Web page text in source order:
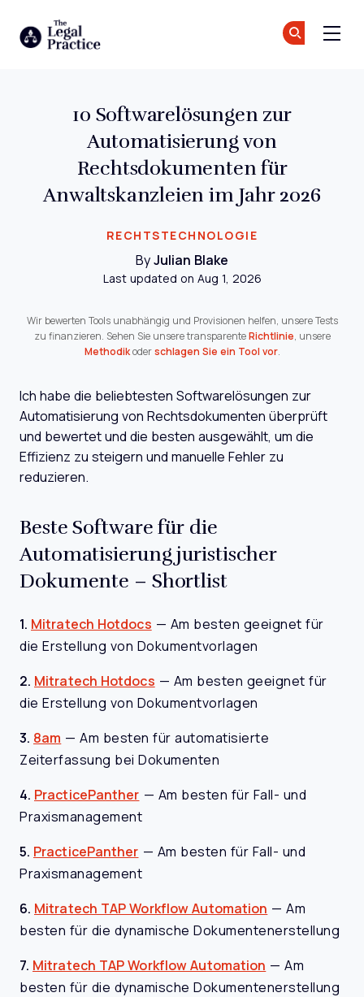
RECHTSTECHNOLOGIE
10 Softwarelösungen zur
Automatisierung von
Rechtsdokumenten für
Anwaltskanzleien im Jahr 2026
By Julian Blake
Last updated on Aug 1, 2026
Wir bewerten Tools unabhängig und Provisionen helfen, unsere Tests
zu finanzieren. Sehen Sie unsere transparente Richtlinie, unsere
Methodikoder schlagen Sie ein Tool vor.
Ich habe die beliebtesten Softwarelösungen zur
Automatisierung von Rechtsdokumenten überprüft
und bewertet und die besten ausgewählt, um die
Effizienz zu steigern und manuelle Fehler zu
reduzieren.
Beste Software für die
Automatisierung juristischer
Dokumente – Shortlist
1. Mitratech Hotdocs — Am besten geeignet für
die Erstellung von Dokumentvorlagen
2. Mitratech Hotdocs — Am besten geeignet für
die Erstellung von Dokumentvorlagen
3. 8am —Am besten für automatisierte
Zeiterfassung bei Dokumenten
4. PracticePanther — Am besten für Fall- und
Praxismanagement
5. PracticePanther — Am besten für Fall- und
Praxismanagement
6. Mitratech TAP Workflow Automation —Am
besten für die dynamische Dokumentenerstellung
7. Mitratech TAP Workflow Automation —Am
besten für die dynamische Dokumentenerstellung